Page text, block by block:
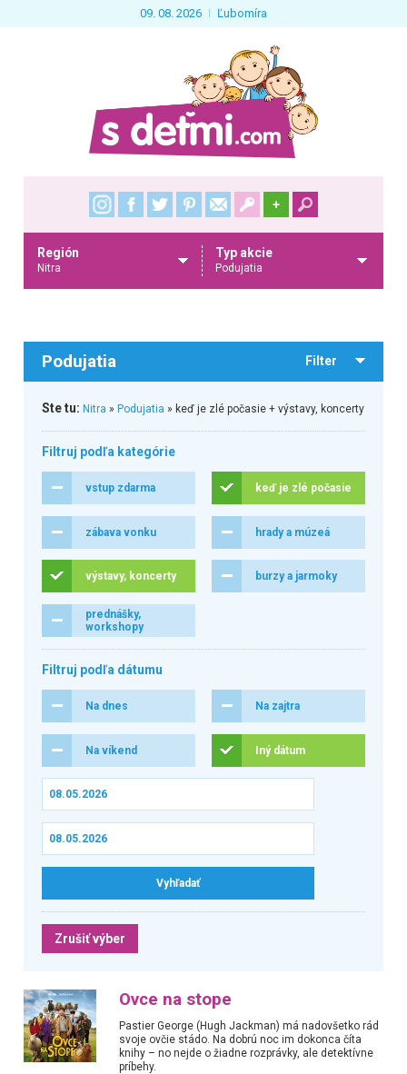
09. 08. 2026 Ľubomíra
+
Región
Nitra
Typ akcie
Podujatia
Podujatia Filter
Ste tu: Nitra » Podujatia » keď je zlé počasie + výstavy, koncerty
Filtruj podľa kategórie
vstup zdarma keď je zlé počasie
zábava vonku hrady a múzeá
výstavy, koncerty burzy a jarmoky
prednášky,
workshopy
Filtruj podľa dátumu
Na dnes Na zajtra
Na víkend Iný dátum
Zrušiť výber
Ovce na stope
Pastier George (Hugh Jackman) má nadovšetko rád
svoje ovčie stádo. Na dobrú noc im dokonca číta
knihy – no nejde o žiadne rozprávky, ale detektívne
príbehy.